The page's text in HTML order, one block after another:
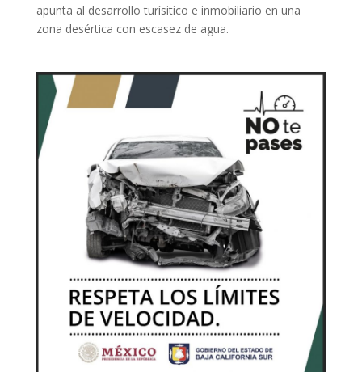
apunta al desarrollo turísitico e inmobiliario en una
zona desértica con escasez de agua.